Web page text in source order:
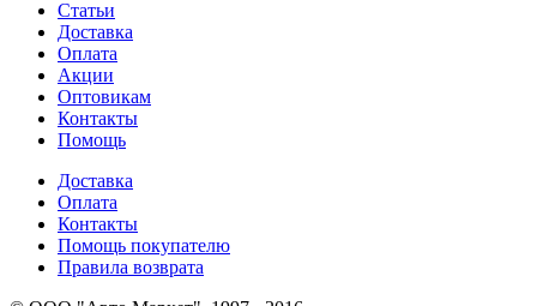
Статьи
Доставка
Оплата
Акции
Оптовикам
Контакты
Помощь
Доставка
Оплата
Контакты
Помощь покупателю
Правила возврата